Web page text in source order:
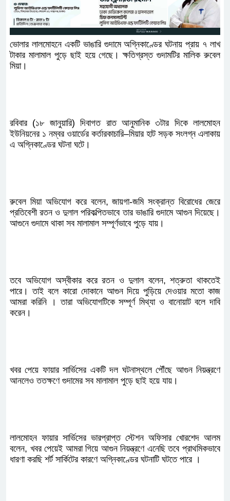
ভোলার লালমোহনে একটি ভাঙারি গুদামে অগ্নিকাণ্ডের ঘটনায় প্রায় ৭ লাখ
টাকার মালামাল পুড়ে ছাই হয়ে গেছে। ক্ষতিগ্রস্ত গুদামটির মালিক রুবেল
মিয়া।
রবিবার (১৮ জানুয়ারি) দিবাগত রাত আনুমানিক ৩টার দিকে লালমোহন
ইউনিয়নের ১ নম্বর ওয়ার্ডের কর্তারকাচারি–মিয়ার হাট সড়ক সংলগ্ন এলাকায়
এ অগ্নিকাণ্ডের ঘটনা ঘটে।
রুবেল মিয়া অভিযোগ করে বলেন, জায়গা-জমি সংক্রান্ত বিরোধের জেরে
প্রতিবেশী রতন ও দুলাল পরিকল্পিতভাবে তার ভাঙারি গুদামে আগুন দিয়েছে।
আগুনে গুদামে থাকা সব মালামাল সম্পূর্ণভাবে পুড়ে যায়।
তবে অভিযোগ অস্বীকার করে রতন ও দুলাল বলেন, শত্রুতা থাকতেই
পারে। তাই বলে কারো দোকানে আগুন দিয়ে পুড়িয়ে দেওয়ার মতো কাজ
আমরা করিনি । তারা অভিযোগটিকে সম্পূর্ণ মিথ্যা ও বানোয়াট বলে দাবি
করেন।
খবর পেয়ে ফায়ার সার্ভিসের একটি দল ঘটনাস্থলে পৌঁছে আগুন নিয়ন্ত্রণে
আনলেও ততক্ষণে গুদামের সব মালামাল পুড়ে ছাই হয়ে যায়।
লালমোহন ফায়ার সার্ভিসের ভারপ্রাপ্ত স্টেশন অফিসার খোরশেদ আলম
বলেন, খবর পেয়েই আমরা গিয়ে আগুন নিয়ন্ত্রণে এনেছি তবে প্রাথমিকভাবে
ধারণা করছি শর্ট সার্কিটের কারণে অগ্নিকাণ্ডের ঘটনাটি ঘটতে পারে ।